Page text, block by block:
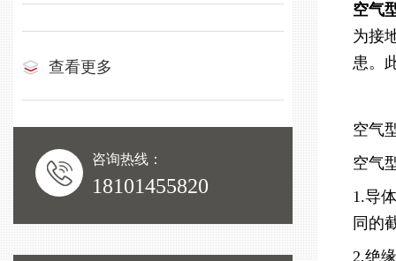
查看更多
咨询热线：
18101455820
空气
为接
患。
空气
空气
1.导
同的
2.绝